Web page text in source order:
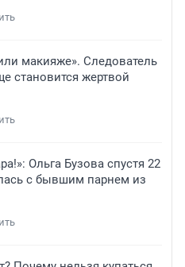
макияже». Следователь
становится жертвой
Ольга Бузова спустя 22
с бывшим парнем из